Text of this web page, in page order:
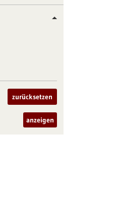
zurücksetzen
anzeigen